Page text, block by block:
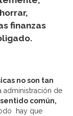
finanzas
no son tan
administración de
sentido común,
hay que